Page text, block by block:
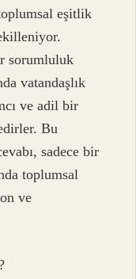
eşitlik
sorumluluk
vatandaşlık
ve adil bir
Bu
sadece bir
toplumsal
ve